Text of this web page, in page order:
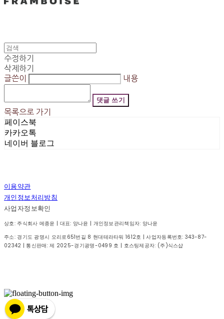
수정하기
삭제하기
글쓴이
내용
댓글 쓰기
목록으로 가기
페이스북
카카오톡
네이버 블로그
이용약관
개인정보처리방침
사업자정보확인
상호: 주식회사 메종윤 | 대표: 양나윤 | 개인정보관리책임자: 양나윤
주소: 경기도 광명시 오리로651번길 8 현대테라타워 1612호 | 사업자등록번호:343-87-
02342 | 통신판매:제 2025-경기광명-0499 호 | 호스팅제공자: (주)식스샵